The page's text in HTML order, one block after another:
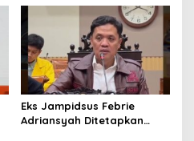
Jampidsus Dihukum Mati
Eks Jampidsus Febrie
Adriansyah Ditetapkan